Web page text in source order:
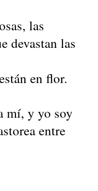
las
devastan las
en flor.
mí, y yo soy
entre